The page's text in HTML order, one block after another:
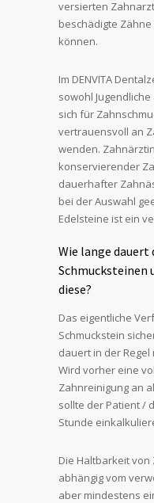
versierten
beschädigte
können.
Im DENVITA
sowohl
sich für
vertrauensvoll an
wenden.
konservierender
dauerhafter
bei der Auswahl
Edelsteine ist ein
Wie lange dauert
Schmucksteinen
diese?
Das eigentliche
Schmuckstein
dauert in der Regel
Wird vorher eine
Zahnreinigung an
sollte der Patient /
Stunde
Die Haltbarkeit
abhängig vom
aber mindestens